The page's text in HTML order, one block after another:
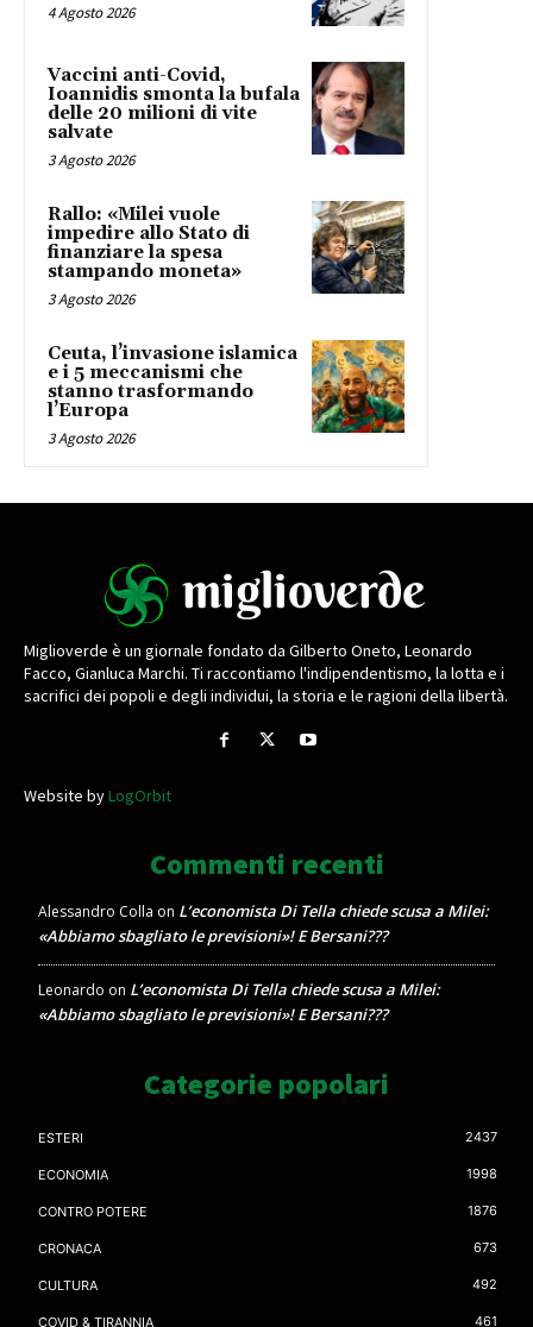
4 Agosto 2026
Vaccini anti-Covid,
Ioannidis smonta la bufala
delle 20 milioni di vite
salvate
3 Agosto 2026
Rallo: «Milei vuole
impedire allo Stato di
finanziare la spesa
stampando moneta»
3 Agosto 2026
Ceuta, l’invasione islamica
e i 5 meccanismi che
stanno trasformando
l’Europa
3 Agosto 2026
Miglioverde è un giornale fondato da Gilberto Oneto, Leonardo
Facco, Gianluca Marchi. Ti raccontiamo l'indipendentismo, la lotta e i
sacrifici dei popoli e degli individui, la storia e le ragioni della libertà.
Website byLogOrbit
Commenti recenti
Alessandro Colla on L’economista Di Tella chiede scusa a Milei:
«Abbiamo sbagliato le previsioni»! E Bersani???
Leonardo on L’economista Di Tella chiede scusa a Milei:
«Abbiamo sbagliato le previsioni»! E Bersani???
Categorie popolari
ESTERI 2437
ECONOMIA 1998
CONTRO POTERE 1876
CRONACA 673
CULTURA 492
COVID & TIRANNIA 461